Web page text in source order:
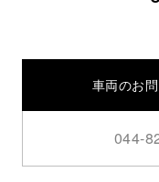
車両のお
044-